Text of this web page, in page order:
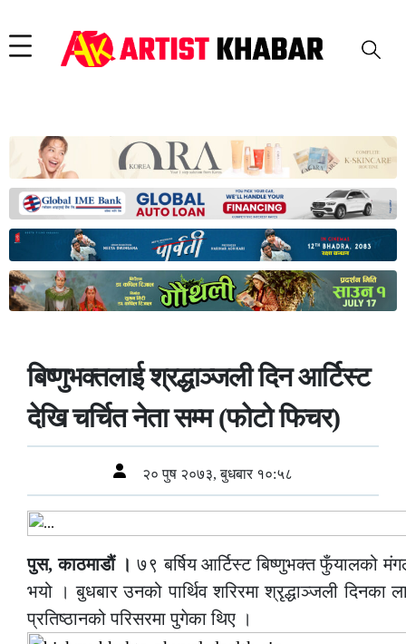
बिष्णुभक्तलाई श्रद्धाञ्जली दिन आर्टिस्ट
देखि चर्चित नेता सम्म (फोटो फिचर)
२० पुष २०७३, बुधबार १०:५८
पुस, काठमाडौं । ७९ बर्षिय आर्टिस्ट बिष्णुभक्त फुँयालको
भयो । बुधबार उनको पार्थिव शरिरमा श्रृद्धाञ्जली दिनका
प्रतिष्ठानको परिसरमा पुगेका थिए ।